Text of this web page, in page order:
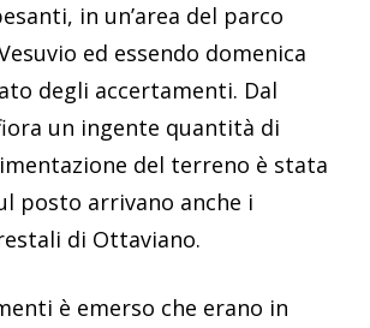
in un’area del parco
ed essendo domenica
degli accertamenti. Dal
un ingente quantità di
del terreno è stata
posto arrivano anche i
di Ottaviano.
è emerso che erano in